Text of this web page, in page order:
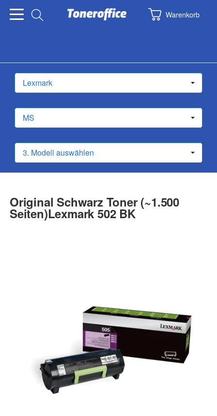
Warenkorb
Original Schwarz Toner (~1.500
Seiten)Lexmark 502 BK